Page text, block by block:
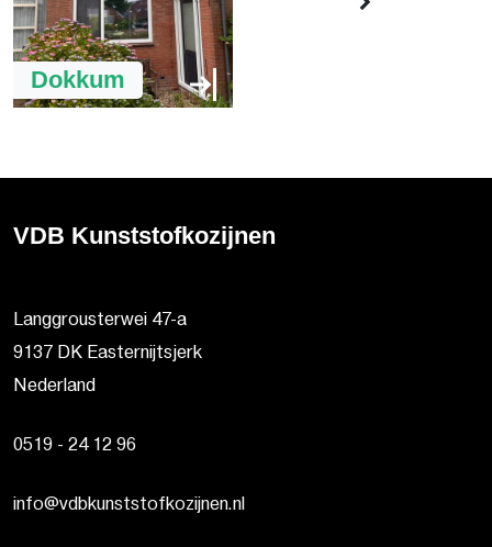
Dokkum
VDB Kunststofkozijnen
Langgrousterwei 47-a
9137 DK Easternijtsjerk
Nederland
0519 - 24 12 96
info@vdbkunststofkozijnen.nl